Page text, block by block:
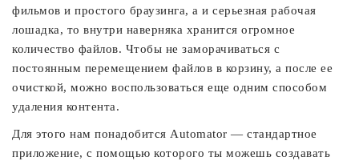
фильмов и простого браузинга, а и серьезная рабочая
лошадка, то внутри наверняка хранится огромное
количество файлов. Чтобы не заморачиваться с
постоянным перемещением файлов в корзину, а после ее
очисткой, можно воспользоваться еще одним способом
удаления контента.
Для этого нам понадобится Automator — стандартное
приложение, с помощью которого ты можешь создавать